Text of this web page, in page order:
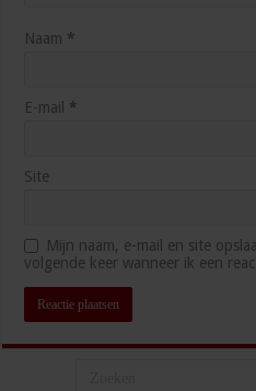
Naam *
E-mail *
Site
Mijn naam, e-mail en site
volgende keer wanneer ik een